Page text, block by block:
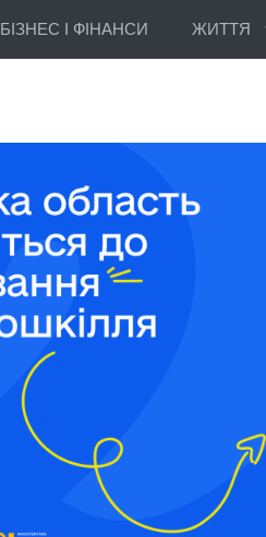
БІЗНЕС І ФІНАНСИ ЖИТТЯ